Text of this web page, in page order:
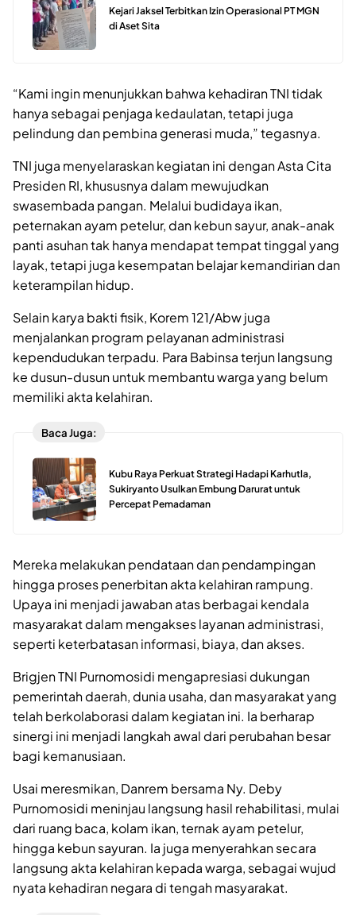
Kejari Jaksel Terbitkan Izin Operasional PT MGN
di Aset Sita
“Kami ingin menunjukkan bahwa kehadiran TNI tidak
hanya sebagai penjaga kedaulatan, tetapi juga
pelindung dan pembina generasi muda,” tegasnya.
TNI juga menyelaraskan kegiatan ini dengan Asta Cita
Presiden RI, khususnya dalam mewujudkan
swasembada pangan. Melalui budidaya ikan,
peternakan ayam petelur, dan kebun sayur, anak-anak
panti asuhan tak hanya mendapat tempat tinggal yang
layak, tetapi juga kesempatan belajar kemandirian dan
keterampilan hidup.
Selain karya bakti fisik, Korem 121/Abw juga
menjalankan program pelayanan administrasi
kependudukan terpadu. Para Babinsa terjun langsung
ke dusun-dusun untuk membantu warga yang belum
memiliki akta kelahiran.
Baca Juga:
Kubu Raya Perkuat Strategi Hadapi Karhutla,
Sukiryanto Usulkan Embung Darurat untuk
Percepat Pemadaman
Mereka melakukan pendataan dan pendampingan
hingga proses penerbitan akta kelahiran rampung.
Upaya ini menjadi jawaban atas berbagai kendala
masyarakat dalam mengakses layanan administrasi,
seperti keterbatasan informasi, biaya, dan akses.
Brigjen TNI Purnomosidi mengapresiasi dukungan
pemerintah daerah, dunia usaha, dan masyarakat yang
telah berkolaborasi dalam kegiatan ini. Ia berharap
sinergi ini menjadi langkah awal dari perubahan besar
bagi kemanusiaan.
Usai meresmikan, Danrem bersama Ny. Deby
Purnomosidi meninjau langsung hasil rehabilitasi, mulai
dari ruang baca, kolam ikan, ternak ayam petelur,
hingga kebun sayuran. Ia juga menyerahkan secara
langsung akta kelahiran kepada warga, sebagai wujud
nyata kehadiran negara di tengah masyarakat.